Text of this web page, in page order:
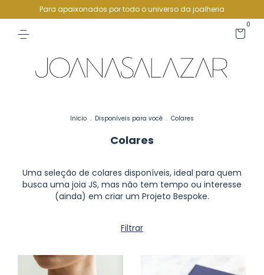
Para apaixonados por todo o universo da joalheria
0
Início . Disponíveis para você . Colares
Colares
Uma seleção de colares disponíveis, ideal para quem
busca uma joia JS, mas não tem tempo ou interesse
(ainda) em criar um Projeto Bespoke.
Filtrar